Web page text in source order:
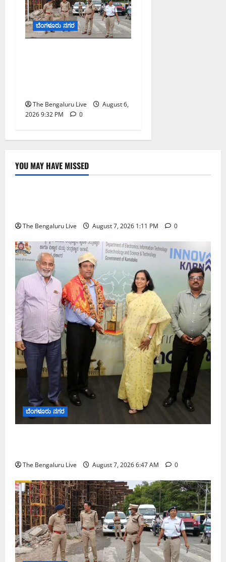
ಬೆಂಗಳೂರು ನಗರ
The Bengaluru Live
August 6,
2026 9:32 PM
0
YOU MAY HAVE MISSED
ಬೆಳಗಾವಿ ಬೆಂಗಳೂರು ನಗರ
The Bengaluru Live August 7, 2026 1:11 PM 0
ಬೆಂಗಳೂರು ನಗರ
The Bengaluru Live August 7, 2026 6:47 AM 0